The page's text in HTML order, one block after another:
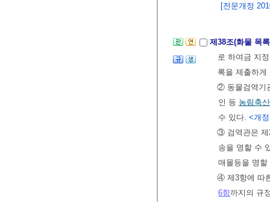
[전문개정
제38조(화물 목
로 하여금 지
록을 제출하게
② 동물검역기
인 등 농림축
수 있다. <개
③ 검역관은 제
송을 명할 수
매몰등을 명
④ 제3항에 따
6항까지의 규